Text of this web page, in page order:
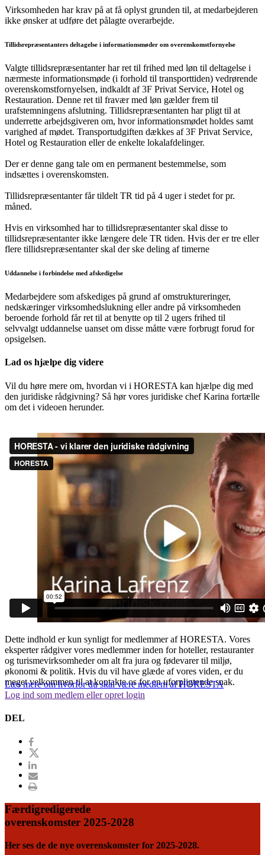
Virksomheden har krav på at få oplyst grunden til, at medarbejderen
ikke ønsker at udføre det pålagte overarbejde.
Tillidsrepræsentanters deltagelse i informationsmøder om overenskomstfornyelse
Valgte tillidsrepræsentanter har ret til frihed med løn til deltagelse i
nærmeste informationsmøde (i forhold til transporttiden) vedrørende
overenskomstfornyelsen, indkaldt af 3F Privat Service, Hotel og
Restauration. Denne ret til fravær med løn gælder frem til
urafstemningens afslutning. Tillidsrepræsentanten har pligt til at
underrette arbejdsgiveren om, hvor informationsmødet holdes samt
varighed af mødet. Transportudgiften dækkes af 3F Privat Service,
Hotel og Restauration eller de enkelte lokalafdelinger.
Der er denne gang tale om en permanent bestemmelse, som
indsættes i overenskomsten.
Tillidsrepræsentanter får tildelt TR tid på 4 uger i stedet for pr.
måned.
Hvis en virksomhed har to tillidsrepræsentanter skal disse to
tillidsrepræsentanter ikke længere dele TR tiden. Hvis der er tre eller
flere tillidsrepræsentanter skal der ske deling af timerne
Uddannelse i forbindelse med afskedigelse
Medarbejdere som afskediges på grund af omstruktureringer,
nedskæringer virksomhedslukning eller andre på virksomheden
beroende forhold får ret til at benytte op til 2 ugers frihed til
selvvalgt uddannelse uanset om disse måtte være forbrugt forud for
opsigelsen.
Lad os hjælpe dig videre
Vil du høre mere om, hvordan vi i HORESTA kan hjælpe dig med
den juridiske rådgivning? Så hør vores juridiske chef Karina fortælle
om det i videoen herunder.
Dette indhold er kun synligt for medlemmer af HORESTA. Vores
eksperter rådgiver vores medlemmer inden for hoteller, restauranter
og turismevirksomheder om alt fra jura og fødevarer til miljø,
økonomi & politik. Hvis du vil have glæde af vores viden, er du
meget velkommen til at kontakte os for en uforpligtende snak.
Læs mere om hvorfor du skal være medlem af HORESTA
Log ind som medlem eller opret login
DEL
Færdigredigerede
overenskomster 2025-2028
Her ses de de nye overenskomster for 2025-2028.